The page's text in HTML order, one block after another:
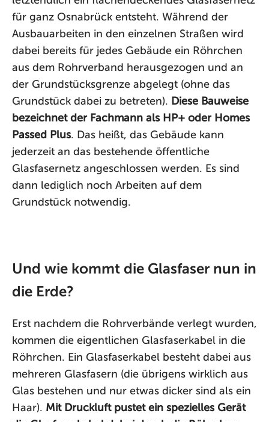
für ganz Osnabrück entsteht. Während der
Ausbauarbeiten in den einzelnen Straßen wird
dabei bereits für jedes Gebäude ein Röhrchen
aus dem Rohrverband herausgezogen und an
der Grundstücksgrenze abgelegt (ohne das
Grundstück dabei zu betreten). Diese Bauweise
bezeichnet der Fachmann als HP+ oder Homes
Passed Plus. Das heißt, das Gebäude kann
jederzeit an das bestehende öffentliche
Glasfasernetz angeschlossen werden. Es sind
dann lediglich noch Arbeiten auf dem
Grundstück notwendig.
Und wie kommt die Glasfaser nun in
die Erde?
Erst nachdem die Rohrverbände verlegt wurden,
kommen die eigentlichen Glasfaserkabel in die
Röhrchen. Ein Glasfaserkabel besteht dabei aus
mehreren Glasfasern (die übrigens wirklich aus
Glas bestehen und nur etwas dicker sind als ein
Haar). Mit Druckluft pustet ein spezielles Gerät